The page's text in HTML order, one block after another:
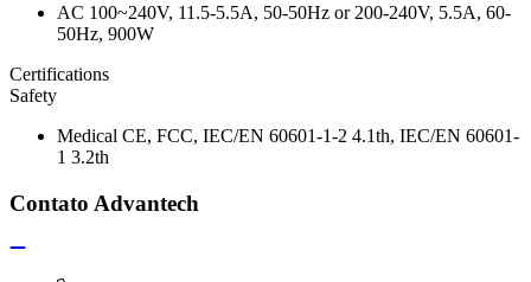
AC 100~240V, 11.5-5.5A, 50-50Hz or 200-240V, 5.5A, 60-
50Hz, 900W
Certifications
Safety
Medical CE, FCC, IEC/EN 60601-1-2 4.1th, IEC/EN 60601-
1 3.2th
Contato Advantech